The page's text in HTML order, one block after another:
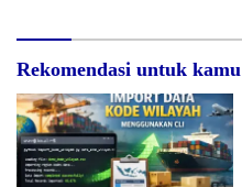
Rekomendasi untuk kamu